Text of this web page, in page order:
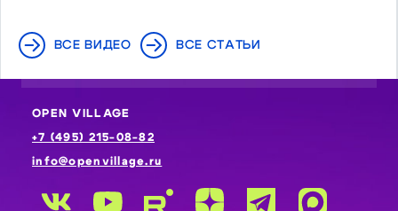
ВСЕ ВИДЕО ВСЕ СТАТЬИ
OPEN VILLAGE
+7 (495) 215-08-82
info@openvillage.ru